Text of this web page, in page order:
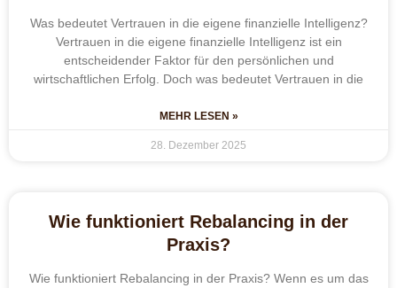
Was bedeutet Vertrauen in die eigene finanzielle Intelligenz?
Vertrauen in die eigene finanzielle Intelligenz ist ein
entscheidender Faktor für den persönlichen und
wirtschaftlichen Erfolg. Doch was bedeutet Vertrauen in die
MEHR LESEN »
28. Dezember 2025
Wie funktioniert Rebalancing in der
Praxis?
Wie funktioniert Rebalancing in der Praxis? Wenn es um das